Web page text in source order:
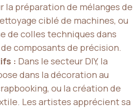
la préparation de mélanges de
ciblé de machines, ou
de colles techniques dans
de composants de précision.
: Dans le secteur DIY, la
dans la décoration au
ou la création de
Les artistes apprécient sa